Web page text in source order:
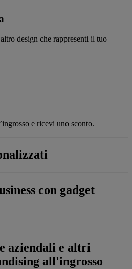
design che rappresenti il tuo
e ricevi uno sconto.
con gadget
aziendali e altri
all'ingrosso